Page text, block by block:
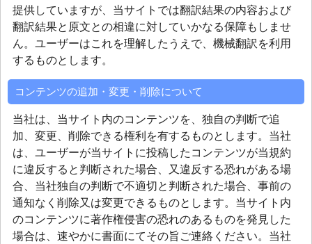
提供していますが、当サイトでは翻訳結果の内容および
翻訳結果と原文との相違に対していかなる保障もしませ
ん。ユーザーはこれを理解したうえで、機械翻訳を利用
するものとします。
コンテンツの追加・変更・削除について
当社は、当サイト内のコンテンツを、独自の判断で追
加、変更、削除できる権利を有するものとします。当社
は、ユーザーが当サイトに投稿したコンテンツが当規約
に違反すると判断された場合、又違反する恐れがある場
合、当社独自の判断で不適切と判断された場合、事前の
通知なく削除又は変更できるものとします。当サイト内
のコンテンツに著作権侵害の恐れのあるものを発見した
場合は、速やかに書面にてその旨ご連絡ください。当社